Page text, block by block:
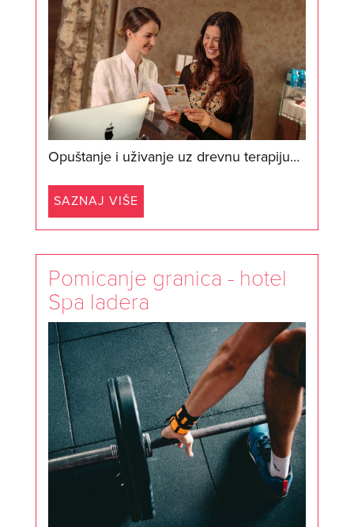
Opuštanje i uživanje uz drevnu terapiju…
SAZNAJ VIŠE
Pomicanje granica - hotel
Spa Iadera